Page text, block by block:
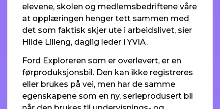
elevene, skolen og medlemsbedriftene våre
at opplæringen henger tett sammen med
det som faktisk skjer ute i arbeidslivet, sier
Hilde Lilleng, daglig leder i YVIA.
Ford Exploreren som er overlevert, er en
førproduksjonsbil. Den kan ikke registreres
eller brukes på vei, men har de samme
egenskapene som en ny, serieprodusert bil